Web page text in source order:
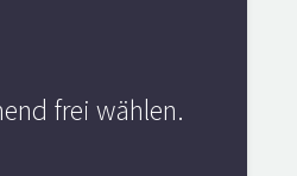
frei wählen.